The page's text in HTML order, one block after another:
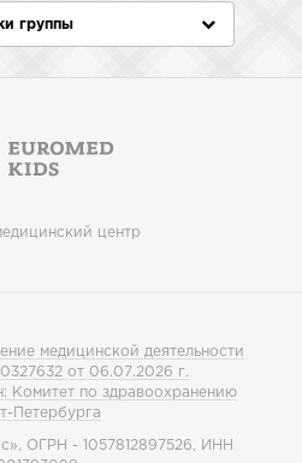
группы
центр
медицинской деятельности
от 06.07.2026 г.
Комитет по здравоохранению
Петербурга
ОГРН - 1057812897526, ИНН